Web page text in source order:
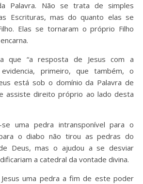
Palavra. Não se trata de simples
Escrituras, mas do quanto elas se
Elas se tornaram o próprio Filho
que “a resposta de Jesus com a
primeiro, que também, o
está sob o domínio da Palavra de
assiste direito próprio ao lado desta
se uma pedra intransponível para o
o diabo não tirou as pedras do
Deus, mas o ajudou a se desviar
a catedral da vontade divina.
uma pedra a fim de este poder